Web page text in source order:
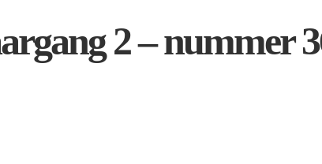
2 – nummer